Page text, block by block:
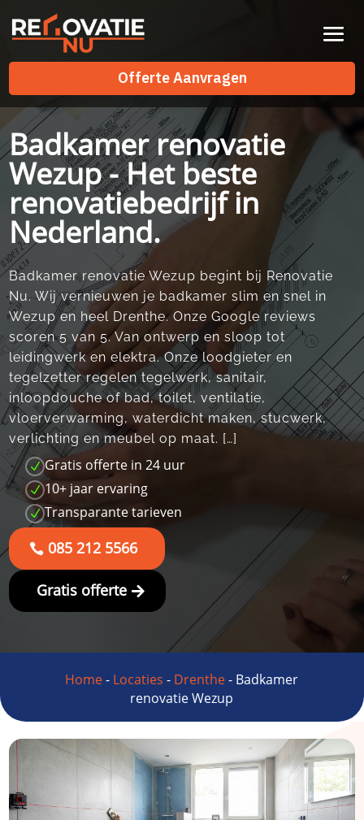
Offerte Aanvragen
Offerte Aanvragen
Badkamer renovatie
Wezup - Het beste
renovatiebedrijf in
Nederland.
Badkamer renovatie Wezup begint bij Renovatie
Nu. Wij vernieuwen je badkamer slim en snel in
Wezup en heel Drenthe. Onze Google reviews
scoren 5 van 5. Van ontwerp en sloop tot
leidingwerk en elektra. Onze loodgieter en
tegelzetter regelen tegelwerk, sanitair,
inloopdouche of bad, toilet, ventilatie,
vloerverwarming, waterdicht maken, stucwerk,
verlichting en meubel op maat. […]
N Gratis offerte in 24 uur
N 10+ jaar ervaring
N Transparante tarieven
085 212 5566
Gratis offerte
Home- Locaties - Drenthe- Badkamer
renovatie Wezup